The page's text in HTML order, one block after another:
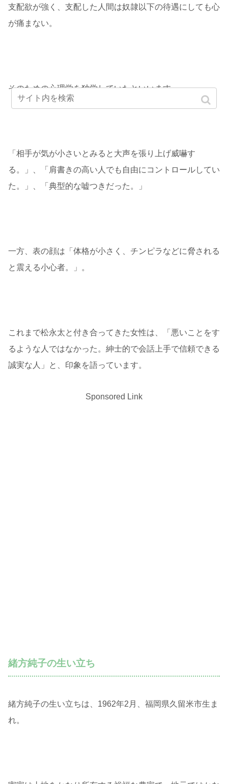
支配欲が強く、支配した人間は奴隷以下の待遇にしても心
が痛まない。
そのための心理学を独学していたといいます。
「相手が気が小さいとみると大声を張り上げ威嚇す
る。」、「肩書きの高い人でも自由にコントロールしてい
た。」、「典型的な嘘つきだった。」
一方、表の顔は「体格が小さく、チンピラなどに脅される
と震える小心者。」。
これまで松永太と付き合ってきた女性は、「悪いことをす
るような人ではなかった。紳士的で会話上手で信頼できる
誠実な人」と、印象を語っています。
Sponsored Link
緒方純子の生い立ち
緒方純子の生い立ちは、1962年2月、福岡県久留米市生ま
れ。